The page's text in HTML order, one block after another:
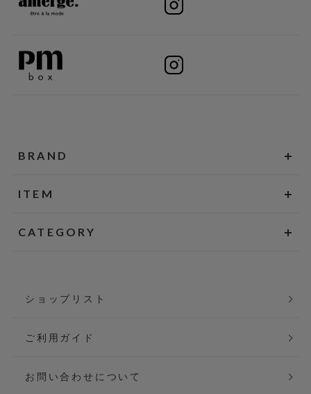
BRAND
ITEM
CATEGORY
ショップリスト
ご利用ガイド
お問い合わせについて